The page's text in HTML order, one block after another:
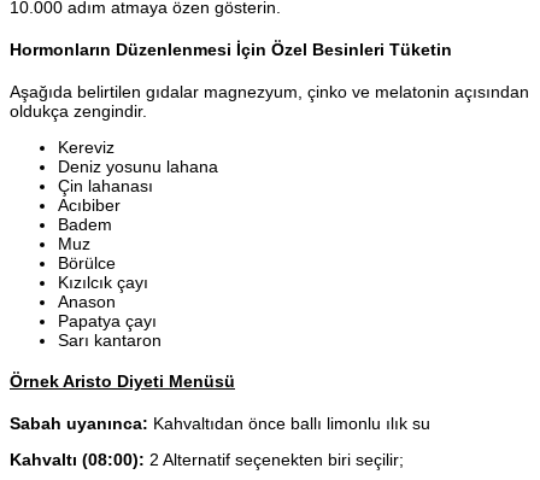
10.000 adım atmaya özen gösterin.
Hormonların Düzenlenmesi İçin Özel Besinleri Tüketin
Aşağıda belirtilen gıdalar magnezyum, çinko ve melatonin açısından
oldukça zengindir.
Kereviz
Deniz yosunu lahana
Çin lahanası
Acıbiber
Badem
Muz
Börülce
Kızılcık çayı
Anason
Papatya çayı
Sarı kantaron
Örnek Aristo Diyeti Menüsü
Sabah uyanınca: Kahvaltıdan önce ballı limonlu ılık su
Kahvaltı (08:00): 2 Alternatif seçenekten biri seçilir;